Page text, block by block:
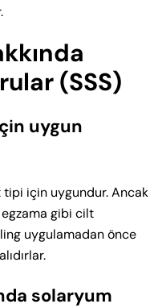
(SSS)
uygun
için uygundur. Ancak
gibi cilt
uygulamadan önce
solaryum